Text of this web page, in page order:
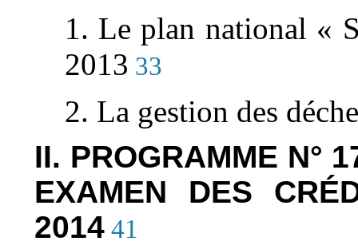
1. Le plan national «
2013 33
2. La gestion des
II. PROGRAMME N°
EXAMEN DES
2014 41